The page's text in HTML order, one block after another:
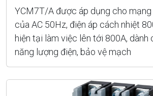
YCM7T/A được áp dụng cho
của AC 50Hz, điện áp cách nhiệt
hiện tại làm việc lên tới 800A, dành
năng lượng điện, bảo vệ mạch